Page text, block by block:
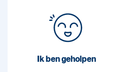
Ik ben geholpen